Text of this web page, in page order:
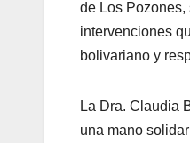
de Los
intervenciones
bolivariano y
La Dra. Claudia
una mano